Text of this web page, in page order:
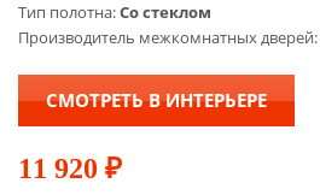
Тип полотна:Со стеклом
Производитель межкомнатных дверей:
СМОТРЕТЬ В ИНТЕРЬЕРЕ
11 920 ₽